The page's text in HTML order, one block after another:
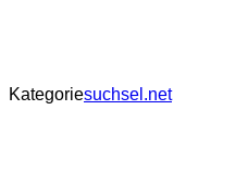
Kategoriesuchsel.net